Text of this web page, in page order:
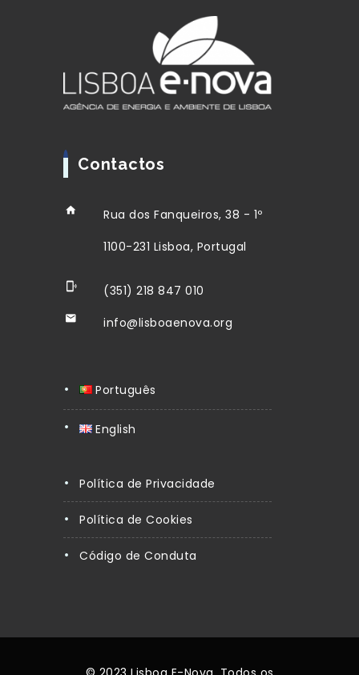
Contactos
Rua dos Fanqueiros, 38 - 1º
1100-231 Lisboa, Portugal
(351) 218 847 010
info@lisboaenova.org
Português
English
Política de Privacidade
Política de Cookies
Código de Conduta